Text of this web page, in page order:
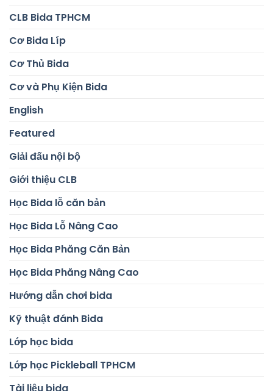
CLB Bida TPHCM
Cơ Bida Líp
Cơ Thủ Bida
Cơ và Phụ Kiện Bida
English
Featured
Giải đấu nội bộ
Giới thiệu CLB
Học Bida lỗ căn bản
Học Bida Lỗ Nâng Cao
Học Bida Phăng Căn Bản
Học Bida Phăng Nâng Cao
Hướng dẫn chơi bida
Kỹ thuật đánh Bida
Lớp học bida
Lớp học Pickleball TPHCM
Tài liệu bida